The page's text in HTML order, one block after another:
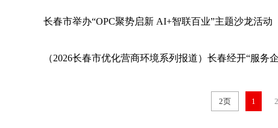
长春市举办“OPC聚势启新 AI+智联百业”主题沙龙活动
（2026长春市优化营商环境系列报道）长春经开“服务
2页 1 2